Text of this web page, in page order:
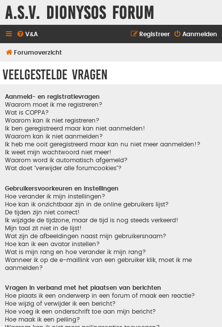
A.S.V. Dionysos Forum
V&A Aanmelden
Registreer
Forumoverzicht
Veelgestelde vragen
Aanmeld- en registratievragen
Waarom moet ik me registreren?
Wat is COPPA?
Waarom kan ik niet registreren?
Ik ben geregistreerd maar kan niet aanmelden!
Waarom kan ik niet aanmelden?
Ik heb me ooit geregistreerd maar kan nu niet meer aanmelden!?
Ik weet mijn wachtwoord niet meer!
Waarom word ik automatisch afgemeld?
Wat doet "verwijder alle forumcookies"?
Gebruikersvoorkeuren en instellingen
Hoe verander ik mijn instellingen?
Hoe kan ik onzichtbaar zijn in de online gebruikers lijst?
De tijden zijn niet correct!
Ik wijzigde de tijdzone, maar de tijd is nog steeds verkeerd!
Mijn taal zit niet in de lijst!
Wat zijn de afbeeldingen naast mijn gebruikersnaam?
Hoe kan ik een avatar instellen?
Wat is mijn rang en hoe verander ik mijn rang?
Wanneer ik op de e-maillink van een gebruiker klik, moet ik me
aanmelden?
Vragen in verband met het plaatsen van berichten
Hoe plaats ik een onderwerp in een forum of maak een reactie?
Hoe wijzig of verwijder ik een bericht?
Hoe voeg ik een onderschrift toe aan mijn bericht?
Hoe maak ik een peiling?